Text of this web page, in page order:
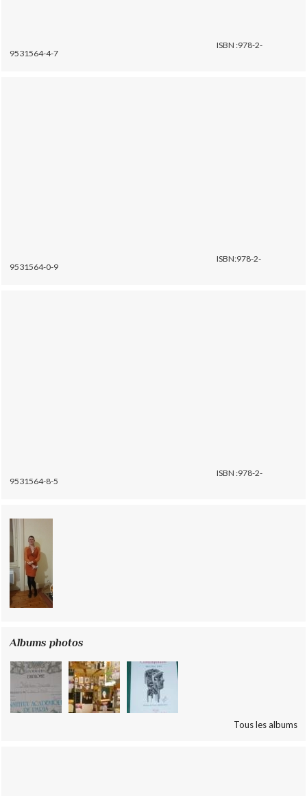
ISBN :978-2-
9531564-4-7
ISBN:978-2-
9531564-0-9
ISBN :978-2-
9531564-8-5
Albums photos
Tous les albums